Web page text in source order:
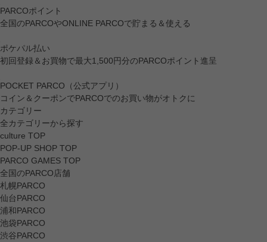
PARCOポイント
全国のPARCOやONLINE PARCOで貯まる＆使える
ポケパル払い
初回登録＆お買物で最大1,500円分のPARCOポイント進呈
POCKET PARCO（公式アプリ）
コイン＆クーポンでPARCOでのお買い物がオトクに
カテゴリー
全カテゴリーから探す
culture TOP
POP-UP SHOP TOP
PARCO GAMES TOP
全国のPARCO店舗
札幌PARCO
仙台PARCO
浦和PARCO
池袋PARCO
渋谷PARCO